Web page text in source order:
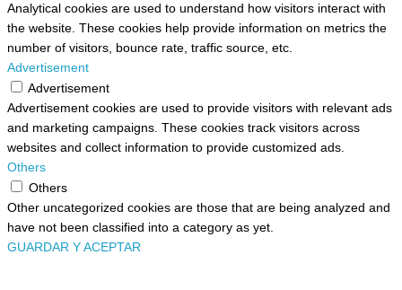
Analytical cookies are used to understand how visitors interact with
the website. These cookies help provide information on metrics the
number of visitors, bounce rate, traffic source, etc.
Advertisement
Advertisement
Advertisement cookies are used to provide visitors with relevant ads
and marketing campaigns. These cookies track visitors across
websites and collect information to provide customized ads.
Others
Others
Other uncategorized cookies are those that are being analyzed and
have not been classified into a category as yet.
GUARDAR Y ACEPTAR